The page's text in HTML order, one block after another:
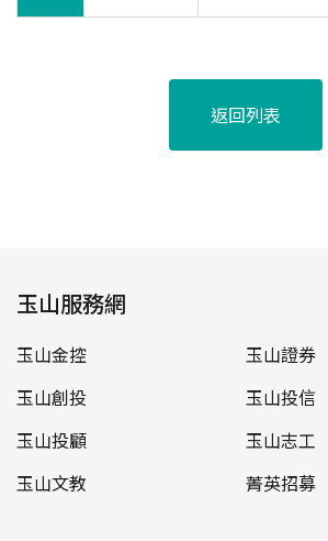
返回列表
玉山服務網
玉山金控
玉山證券
玉山創投
玉山投信
玉山投顧
玉山志工
玉山文教
菁英招募